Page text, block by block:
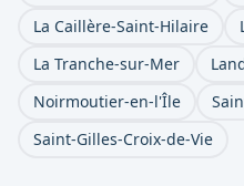
La Caillère-Saint-Hilaire
La Tranche-sur-Mer
Noirmoutier-en-l'Île
Saint-Gilles-Croix-de-Vie